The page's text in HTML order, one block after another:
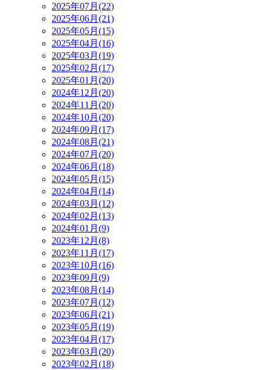
2025年07月(22)
2025年06月(21)
2025年05月(15)
2025年04月(16)
2025年03月(19)
2025年02月(17)
2025年01月(20)
2024年12月(20)
2024年11月(20)
2024年10月(20)
2024年09月(17)
2024年08月(21)
2024年07月(20)
2024年06月(18)
2024年05月(15)
2024年04月(14)
2024年03月(12)
2024年02月(13)
2024年01月(9)
2023年12月(8)
2023年11月(17)
2023年10月(16)
2023年09月(9)
2023年08月(14)
2023年07月(12)
2023年06月(21)
2023年05月(19)
2023年04月(17)
2023年03月(20)
2023年02月(18)